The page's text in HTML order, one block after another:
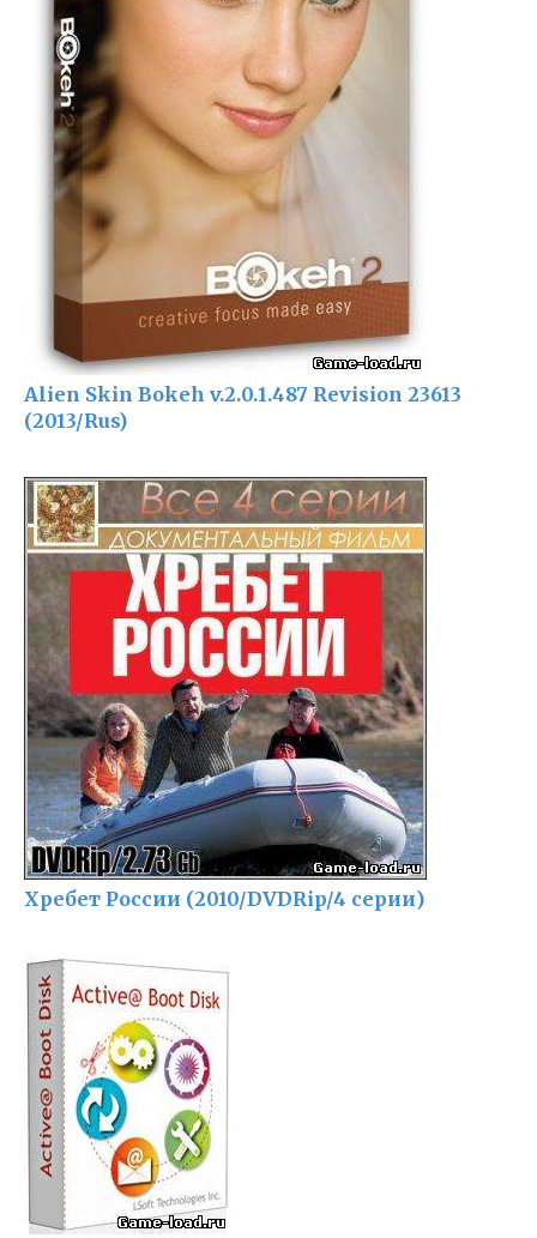
Alien Skin Bokeh v.2.0.1.487 Revision 23613
(2013/Rus)
Хребет России (2010/DVDRip/4 серии)